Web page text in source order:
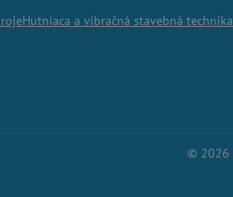
Hutniaca a vibračná stavebná technika
© 2026